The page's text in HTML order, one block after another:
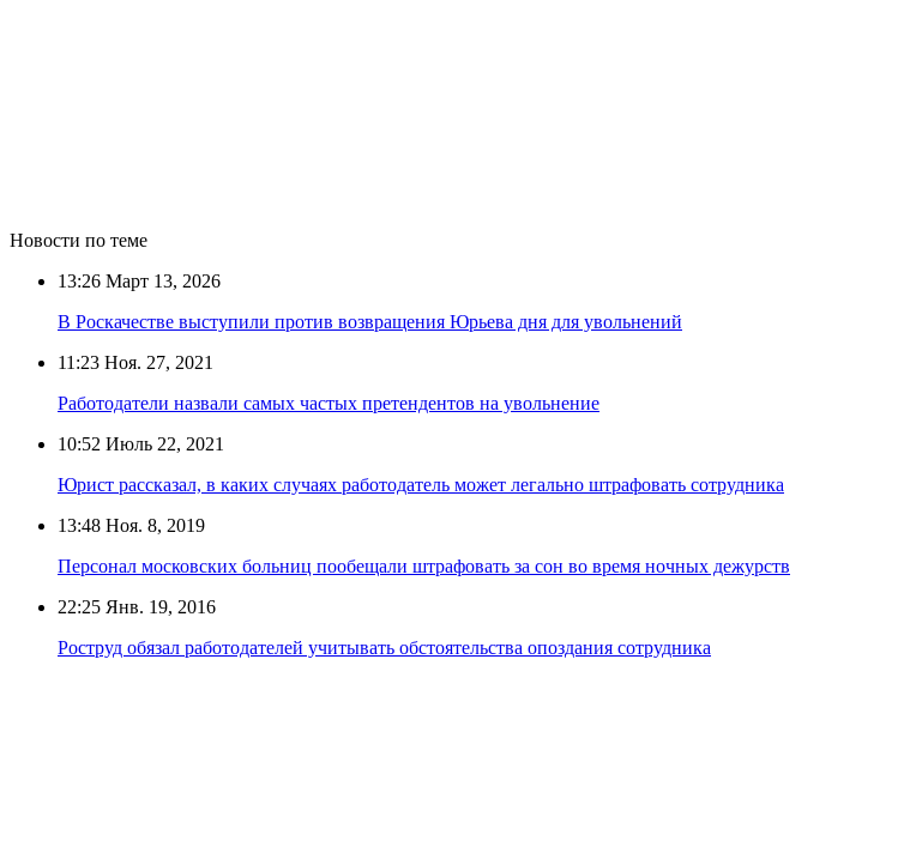
Новости по теме
13:26 Март 13, 2026
В Роскачестве выступили против возвращения Юрьева дня для увольнений
11:23 Ноя. 27, 2021
Работодатели назвали самых частых претендентов на увольнение
10:52 Июль 22, 2021
Юрист рассказал, в каких случаях работодатель может легально штрафовать сотрудника
13:48 Ноя. 8, 2019
Персонал московских больниц пообещали штрафовать за сон во время ночных дежурств
22:25 Янв. 19, 2016
Роструд обязал работодателей учитывать обстоятельства опоздания сотрудника